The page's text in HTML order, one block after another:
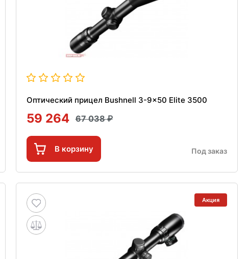
Оптический прицел Bushnell 3-9x50 Elite 3500
59 264 67 038
В корзину Под заказ
Акция